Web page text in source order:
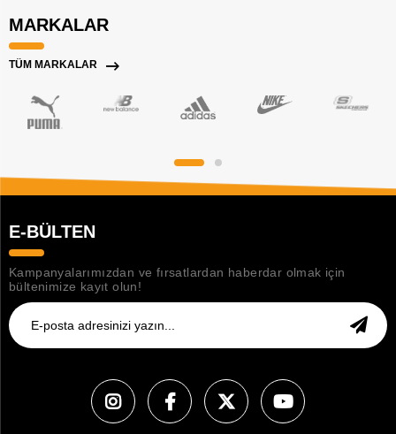
MARKALAR
TÜM MARKALAR
E-BÜLTEN
Kampanyalarımızdan ve fırsatlardan haberdar olmak için
bültenimize kayıt olun!